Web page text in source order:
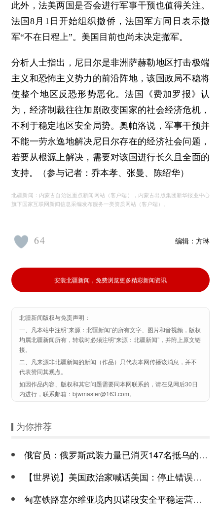
此外，法美两国是否会进行军事干预也值得关注。
法国8月1日开始组织撤侨，法国军方同日表示撤
军“不在日程上”。美国目前也尚未决定撤军。
分析人士指出，尼日尔是非洲萨赫勒地区打击极端
主义和恐怖主义势力的前沿阵地，该国政局不稳将
使整个地区反恐形势恶化。法国《费加罗报》认
为，经济制裁往往加剧政变国家的社会经济危机，
不利于稳定地区安全局势。奥帕洛说，军事干预并
不能一劳永逸地解决尼日尔存在的经济社会问题，
若要从根源上解决，需要对该国进行长久且全面的
支持。（参与记者：乔本孝、张曼、陈绍华）
北疆新闻：内蒙古自治区重点新闻网站（客户端），内蒙古出版集团新华报业中心
旗下国家互联网新闻信息采编发布服务一类资质网站（客户端）。
编辑： 方琳
64
安装北疆新闻，免费浏览更多精彩新闻资讯
北疆新闻版权与免责声明：
一、凡本站中注明“来源：北疆新闻”的所有文字、图片和音视频，版权
均属北疆新闻所有，转载时必须注明“来源：北疆新闻”，并附上原文链
接。
二、凡来源非北疆新闻的新闻（作品）只代表本网传播该消息，并不
代表赞同其观点。
如因作品内容、版权和其它问题需要同本网联系的，请在见网后30日
内进行，联系邮箱：bjwmaster@163.com。
为你推荐
俄官员：俄罗斯武装力量已消灭147名抵乌的法国雇佣兵
【世界说】美国政治家喊话美国：停止错误的“两党共识” 用合作、团结取代
匈塞铁路塞尔维亚境内贝诺段安全平稳运营两周年